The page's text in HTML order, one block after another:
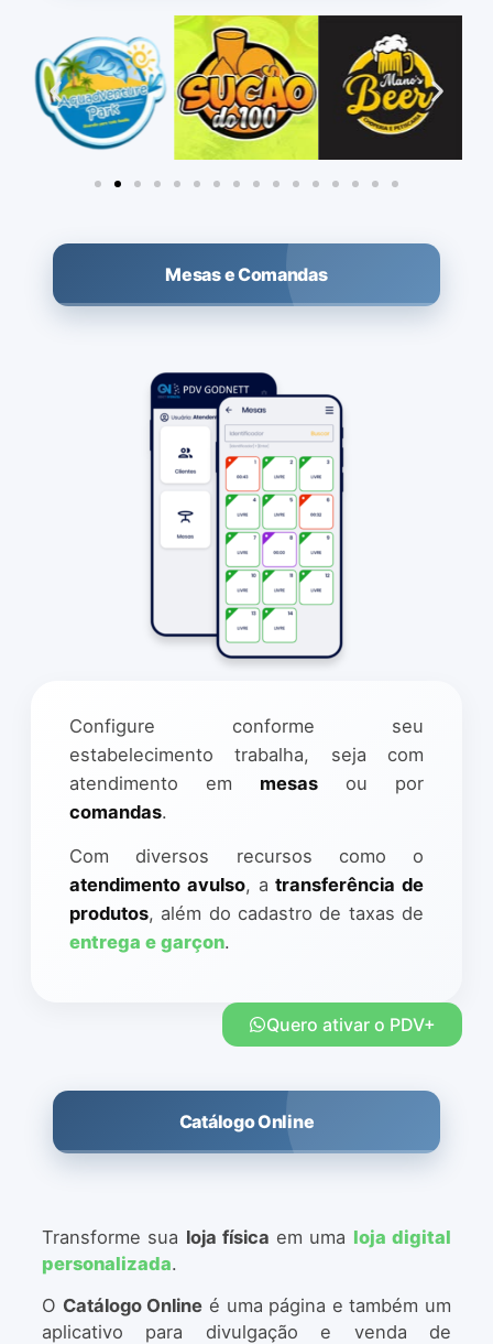
Mesas e Comandas
Configure conforme seu
estabelecimento trabalha, seja com
atendimento em mesas ou por
comandas.
Com diversos recursos como o
atendimento avulso, atransferência de
produtos, além do cadastro de taxas de
entrega e garçon.
Quero ativar o PDV+
Catálogo Online
Transforme sua loja física em uma loja digital
personalizada.
O Catálogo Online é uma página e também um
aplicativo para divulgação e venda de